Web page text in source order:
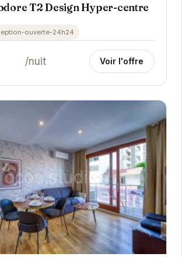
T2 Design Hyper-centre
ouverte-24h24
/nuit Voir l'offre